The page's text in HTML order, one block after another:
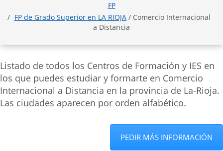
FP
FP de Grado Superior en LA RIOJA / Comercio Internacional
a Distancia
Listado de todos los Centros de Formación y IES en
los que puedes estudiar y formarte en Comercio
Internacional a Distancia en la provincia de La-Rioja.
Las ciudades aparecen por orden alfabético.
PEDIR MÁS INFORMACIÓN